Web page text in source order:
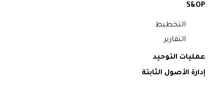
S&OP
التخطيط
التقارير
عمليات التوحيد
إدارة الأصول الثابتة